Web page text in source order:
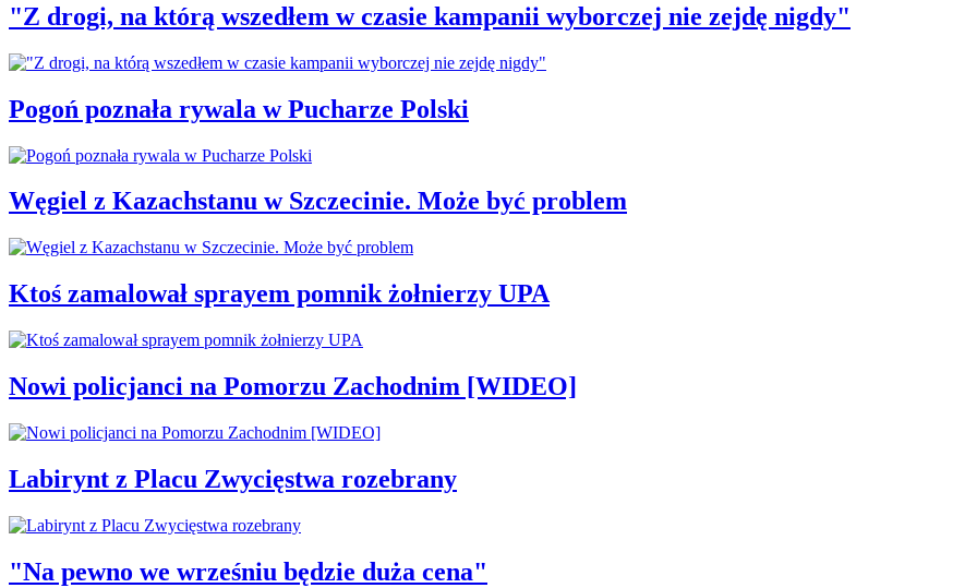
"Z drogi, na którą wszedłem w czasie kampanii wyborczej nie zejdę nigdy"
Pogoń poznała rywala w Pucharze Polski
Węgiel z Kazachstanu w Szczecinie. Może być problem
Ktoś zamalował sprayem pomnik żołnierzy UPA
Nowi policjanci na Pomorzu Zachodnim [WIDEO]
Labirynt z Placu Zwycięstwa rozebrany
"Na pewno we wrześniu będzie duża cena"